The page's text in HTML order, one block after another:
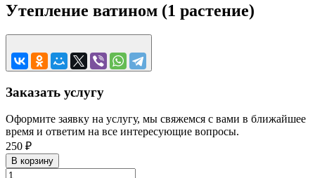
Утепление ватином (1 растение)
Заказать услугу
Оформите заявку на услугу, мы свяжемся с вами в ближайшее
время и ответим на все интересующие вопросы.
250 ₽
В корзину